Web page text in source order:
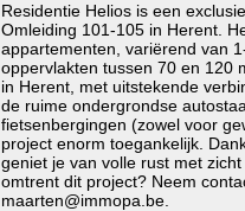
Residentie Helios is een
Omleiding 101-105 in Herent.
appartementen, variërend van
oppervlakten tussen 70 en 120
in Herent, met uitstekende
de ruime ondergrondse
fietsenbergingen (zowel voor
project enorm toegankelijk.
geniet je van volle rust met
omtrent dit project? Neem
maarten@immopa.be.